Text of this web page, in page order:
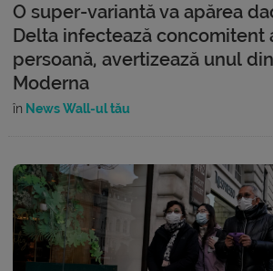
O super-variantă va apărea
Delta infectează concomitent
persoană, avertizează unul
Moderna
în News Wall-ul tău